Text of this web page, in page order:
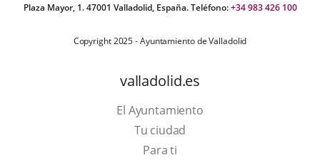
Plaza Mayor, 1. 47001 Valladolid, España. Teléfono:+34 983 426 100
Copyright 2025 - Ayuntamiento de Valladolid
valladolid.es
El Ayuntamiento
Tu ciudad
Para ti